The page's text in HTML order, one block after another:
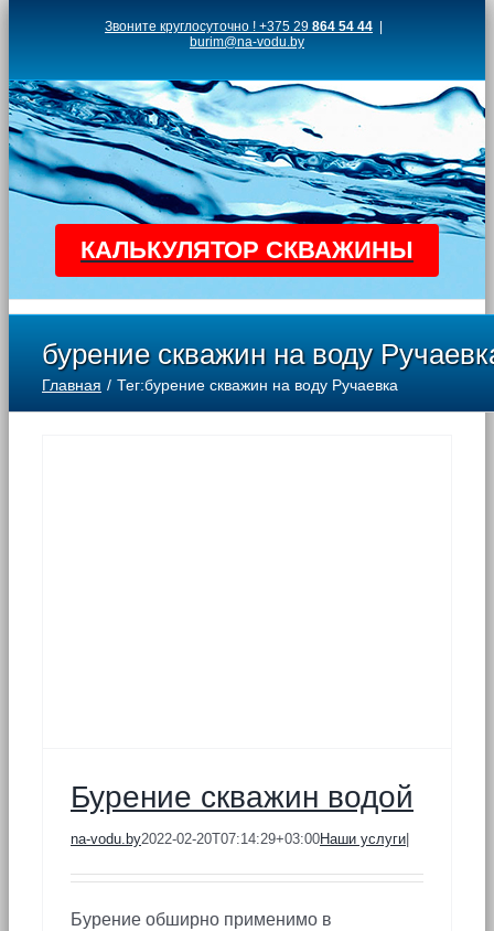
content
Звоните круглосуточно ! +375 29 864 54 44
burim@na-vodu.by
КАЛЬКУЛЯТОР СКВАЖИНЫ
бурение скважин на воду
Главная Тег:бурение скважин на воду Ручаевка
Бурение скважин водой
na-vodu.by2022-02-20T07:14:29+03:00Наши услуги
Бурение обширно применимо в